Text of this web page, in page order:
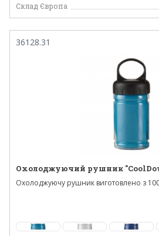
Склад Європа
36128.31
Охолоджуючий рушник
Охолоджуючу рушник виготовлено з